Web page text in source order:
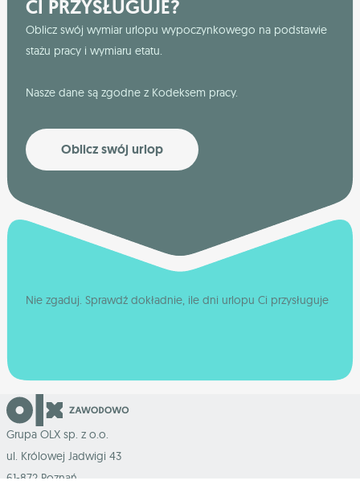
CI PRZYSŁUGUJE?
Oblicz swój wymiar urlopu wypoczynkowego na podstawie
stażu pracy i wymiaru etatu.
Nasze dane są zgodne z Kodeksem pracy.
Oblicz swój urlop
Nie zgaduj. Sprawdź dokładnie, ile dni urlopu Ci przysługuje
Grupa OLX sp. z o.o.
ul. Królowej Jadwigi 43
61-872 Poznań